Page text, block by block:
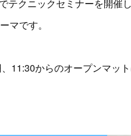
クニックセミナーを開催し
マです。
11:30からのオープンマット